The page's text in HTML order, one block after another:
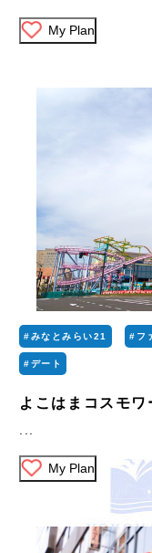
My Plan
#みなとみらい21 #フ
#デート
よこはまコスモワ
...
My Plan